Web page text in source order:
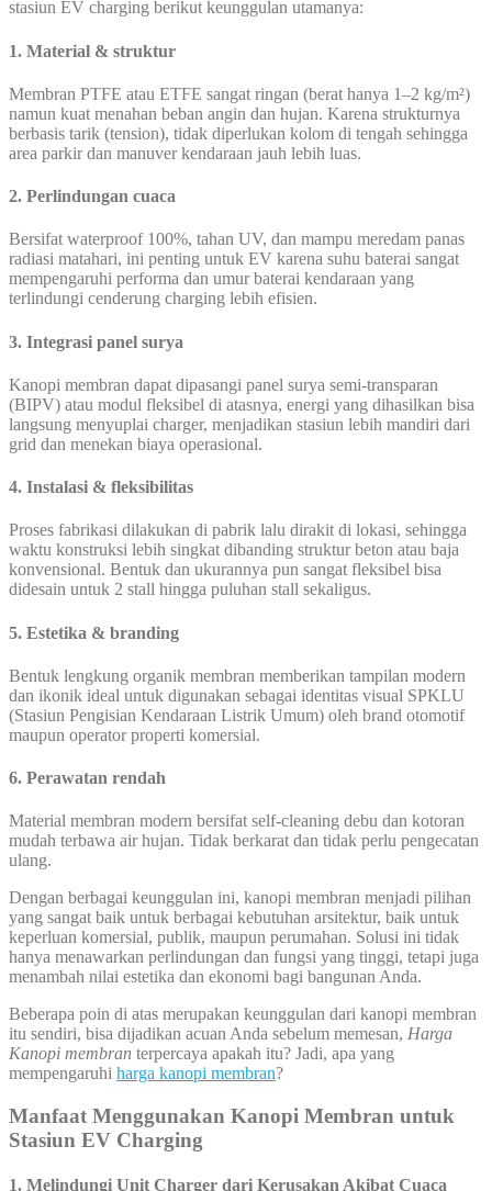
stasiun EV charging berikut keunggulan utamanya:
1. Material & struktur
Membran PTFE atau ETFE sangat ringan (berat hanya 1–2 kg/m²)
namun kuat menahan beban angin dan hujan. Karena strukturnya
berbasis tarik (tension), tidak diperlukan kolom di tengah sehingga
area parkir dan manuver kendaraan jauh lebih luas.
2. Perlindungan cuaca
Bersifat waterproof 100%, tahan UV, dan mampu meredam panas
radiasi matahari, ini penting untuk EV karena suhu baterai sangat
mempengaruhi performa dan umur baterai kendaraan yang
terlindungi cenderung charging lebih efisien.
3. Integrasi panel surya
Kanopi membran dapat dipasangi panel surya semi-transparan
(BIPV) atau modul fleksibel di atasnya, energi yang dihasilkan bisa
langsung menyuplai charger, menjadikan stasiun lebih mandiri dari
grid dan menekan biaya operasional.
4. Instalasi & fleksibilitas
Proses fabrikasi dilakukan di pabrik lalu dirakit di lokasi, sehingga
waktu konstruksi lebih singkat dibanding struktur beton atau baja
konvensional. Bentuk dan ukurannya pun sangat fleksibel bisa
didesain untuk 2 stall hingga puluhan stall sekaligus.
5. Estetika & branding
Bentuk lengkung organik membran memberikan tampilan modern
dan ikonik ideal untuk digunakan sebagai identitas visual SPKLU
(Stasiun Pengisian Kendaraan Listrik Umum) oleh brand otomotif
maupun operator properti komersial.
6. Perawatan rendah
Material membran modern bersifat self-cleaning debu dan kotoran
mudah terbawa air hujan. Tidak berkarat dan tidak perlu pengecatan
ulang.
Dengan berbagai keunggulan ini, kanopi membran menjadi pilihan
yang sangat baik untuk berbagai kebutuhan arsitektur, baik untuk
keperluan komersial, publik, maupun perumahan. Solusi ini tidak
hanya menawarkan perlindungan dan fungsi yang tinggi, tetapi juga
menambah nilai estetika dan ekonomi bagi bangunan Anda.
Beberapa poin di atas merupakan keunggulan dari kanopi membran
itu sendiri, bisa dijadikan acuan Anda sebelum memesan, Harga
Kanopi membran terpercaya apakah itu? Jadi, apa yang
mempengaruhi harga kanopi membran?
Manfaat Menggunakan Kanopi Membran untuk
Stasiun EV Charging
1. Melindungi Unit Charger dari Kerusakan Akibat Cuaca